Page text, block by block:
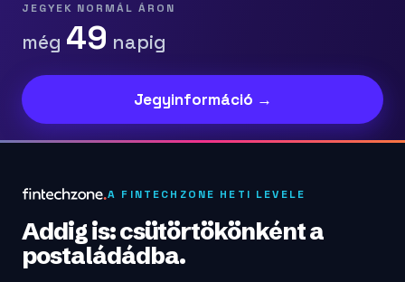
JEGYEK NORMÁL ÁRON
még 49 napig
Jegyinformáció →
A FINTECHZONE HETI LEVELE
Addig is: csütörtökönként a
postaládádba.